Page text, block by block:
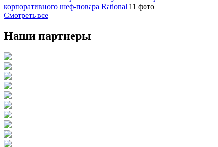
корпоративного шеф-повара Rational 11 фото
Смотреть все
Наши партнеры